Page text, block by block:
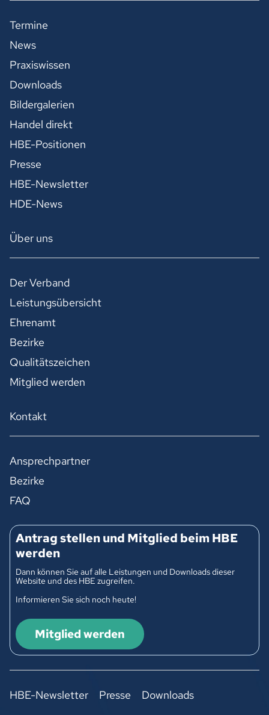
Termine
News
Praxiswissen
Downloads
Bildergalerien
Handel direkt
HBE-Positionen
Presse
HBE-Newsletter
HDE-News
Über uns
Der Verband
Leistungsübersicht
Ehrenamt
Bezirke
Qualitätszeichen
Mitglied werden
Kontakt
Ansprechpartner
Bezirke
FAQ
Antrag stellen und Mitglied beim HBE
werden
Dann können Sie auf alle Leistungen und Downloads dieser
Website und des HBE zugreifen.
Informieren Sie sich noch heute!
Mitglied werden
HBE-Newsletter Presse Downloads